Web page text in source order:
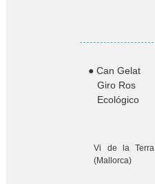
● Can Gelat
Giro Ros
Ecológico
Vi de la Terra
(Mallorca)